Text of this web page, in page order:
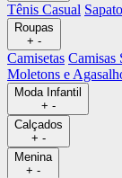
Tênis Casual
Roupas
+ -
Camisetas Camisas
Moletons e
Moda Infantil
+ -
Calçados
+ -
Menina
+ -